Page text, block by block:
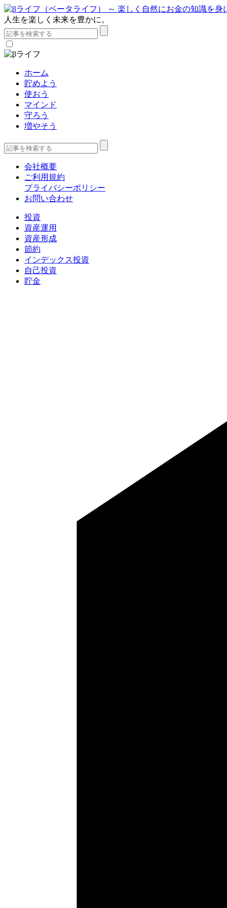
人生を楽しく未来を豊かに。
ホーム
貯めよう
使おう
マインド
守ろう
増やそう
会社概要
ご利用規約
プライバシーポリシー
お問い合わせ
投資
資産運用
資産形成
節約
インデックス投資
自己投資
貯金